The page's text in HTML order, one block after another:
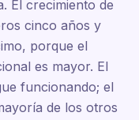
El crecimiento de
cinco años y
porque el
es mayor. El
funcionando; el
de los otros